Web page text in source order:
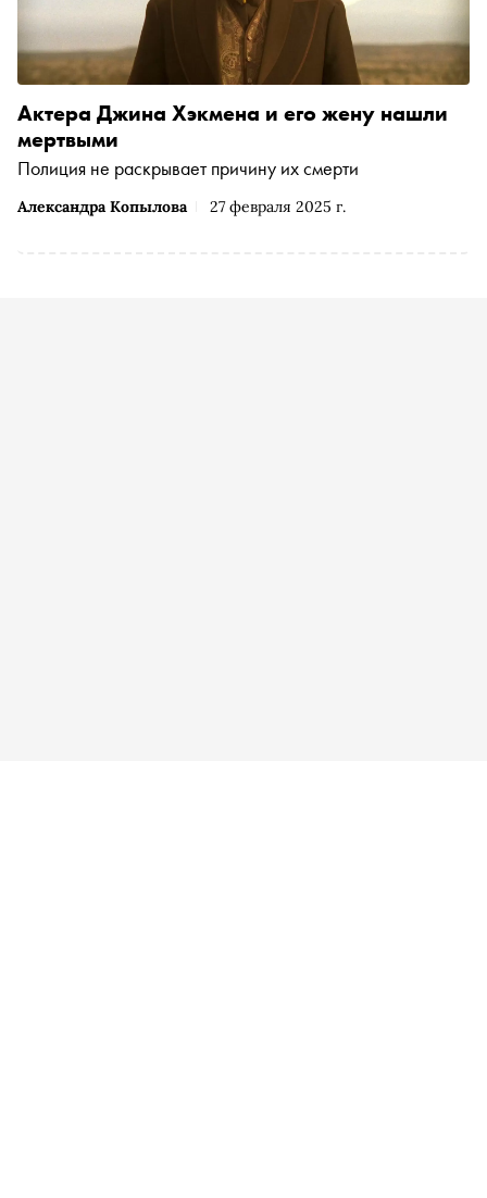
Александра Копылова 27 февраля 2025 г.
Актера Джина Хэкмена и его жену нашли
мертвыми
Полиция не раскрывает причину их смерти